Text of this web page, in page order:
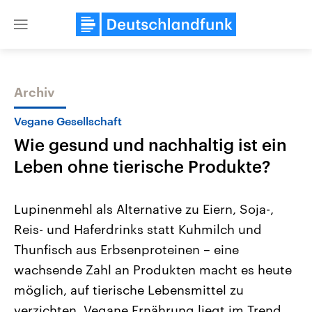
Close
Themen
Landtagswahl Sachsen-Anhalt
2026
Alle Informationen
Sachsen-Anhalt wählt am 6.
September 2026 einen neuen
Landtag. Seit 2021 wird das
Bundesland von einer Koalition aus
Aktuelle Beiträge,
Hintergründe
Wirtschaftlich und
gehören die Vereinigten
den mächtigsten Ländern
mit großem Einfluss auf
Archiv
Vegane Gesellschaft
Wie gesund und nachhaltig ist ein
Leben ohne tierische Produkte?
Lupinenmehl als Alternative zu Eiern, Soja-,
Reis- und Haferdrinks statt Kuhmilch und
Thunfisch aus Erbsenproteinen – eine
wachsende Zahl an Produkten macht es heute
möglich, auf tierische Lebensmittel zu